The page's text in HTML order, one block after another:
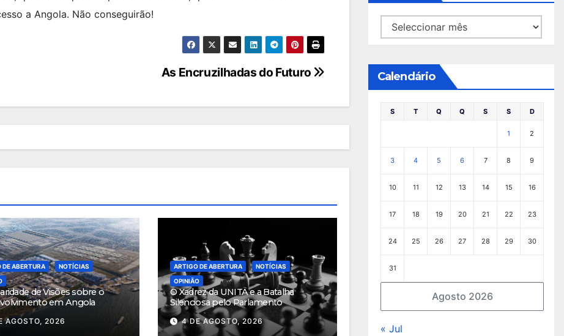
a Angola. Não conseguirão!
As Encruzilhadas do Futuro
DE ABERTURA
NOTÍCIAS
de Visões sobre o
em Angola
AGOSTO, 2026
ARTIGO DE ABERTURA
NOTÍCIAS
OPINIÃO
O Xadrez da UNITA e a Batalha
Silenciosa pelo Parlamento
4 DE AGOSTO, 2026
Arquivo
Calendário
Agosto 2026
S T Q Q S S D
1 2
3 4 5 6 7 8 9
10 11 12 13 14 15 16
17 18 19 20 21 22 23
24 25 26 27 28 29 30
31
« Jul